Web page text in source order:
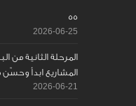
55
2026-06-25
المرحلة الثانية من
المشاريع ابدأ
2026-06-21